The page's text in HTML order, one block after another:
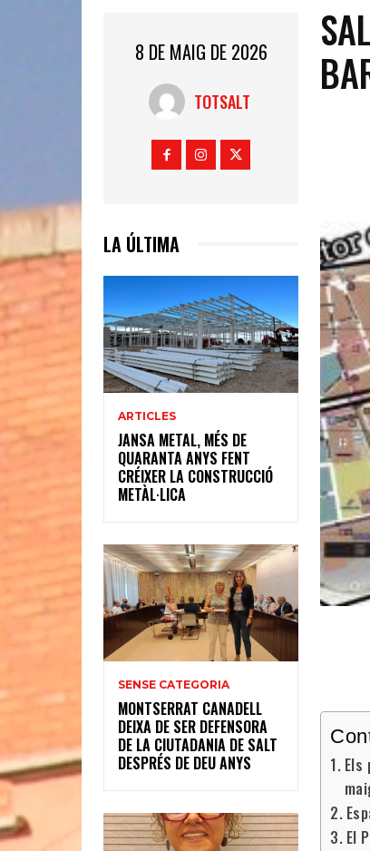
8 DE MAIG DE 2026
TOTSALT
LA ÚLTIMA
ARTICLES
JANSA METAL, MÉS DE
QUARANTA ANYS FENT
CRÉIXER LA CONSTRUCCIÓ
METÀL·LICA
SENSE CATEGORIA
MONTSERRAT CANADELL
DEIXA DE SER DEFENSORA
DE LA CIUTADANIA DE SALT
DESPRÉS DE DEU ANYS
El